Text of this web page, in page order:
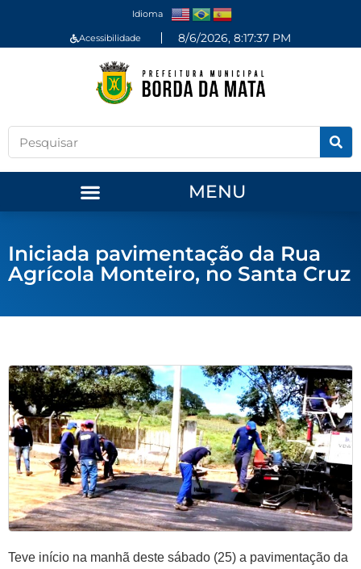
Idioma
Acessibilidade 8/6/2026, 8:17:37 PM
MENU
Iniciada pavimentação da Rua
Agrícola Monteiro, no Santa Cruz
Teve início na manhã deste sábado (25) a pavimentação da